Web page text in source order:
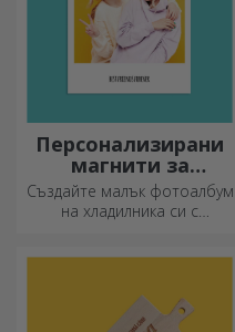
Персонализирани
магнити за
хладилник
Създайте малък фотоалбум
на хладилника си с